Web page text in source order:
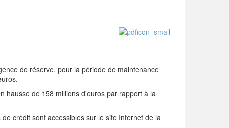
de réserve, pour la période de maintenance
hausse de 158 millions d'euros par rapport à la
crédit sont accessibles sur le site Internet de la